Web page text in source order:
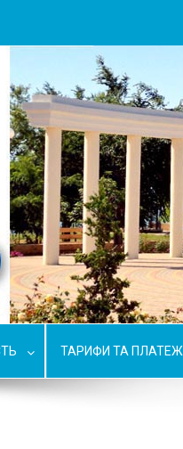
ТАРИФИ ТА ПЛАТЕЖІ